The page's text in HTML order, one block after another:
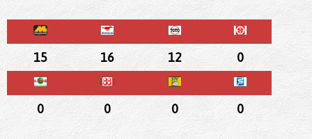
15 16 12 0
0 0 0 0